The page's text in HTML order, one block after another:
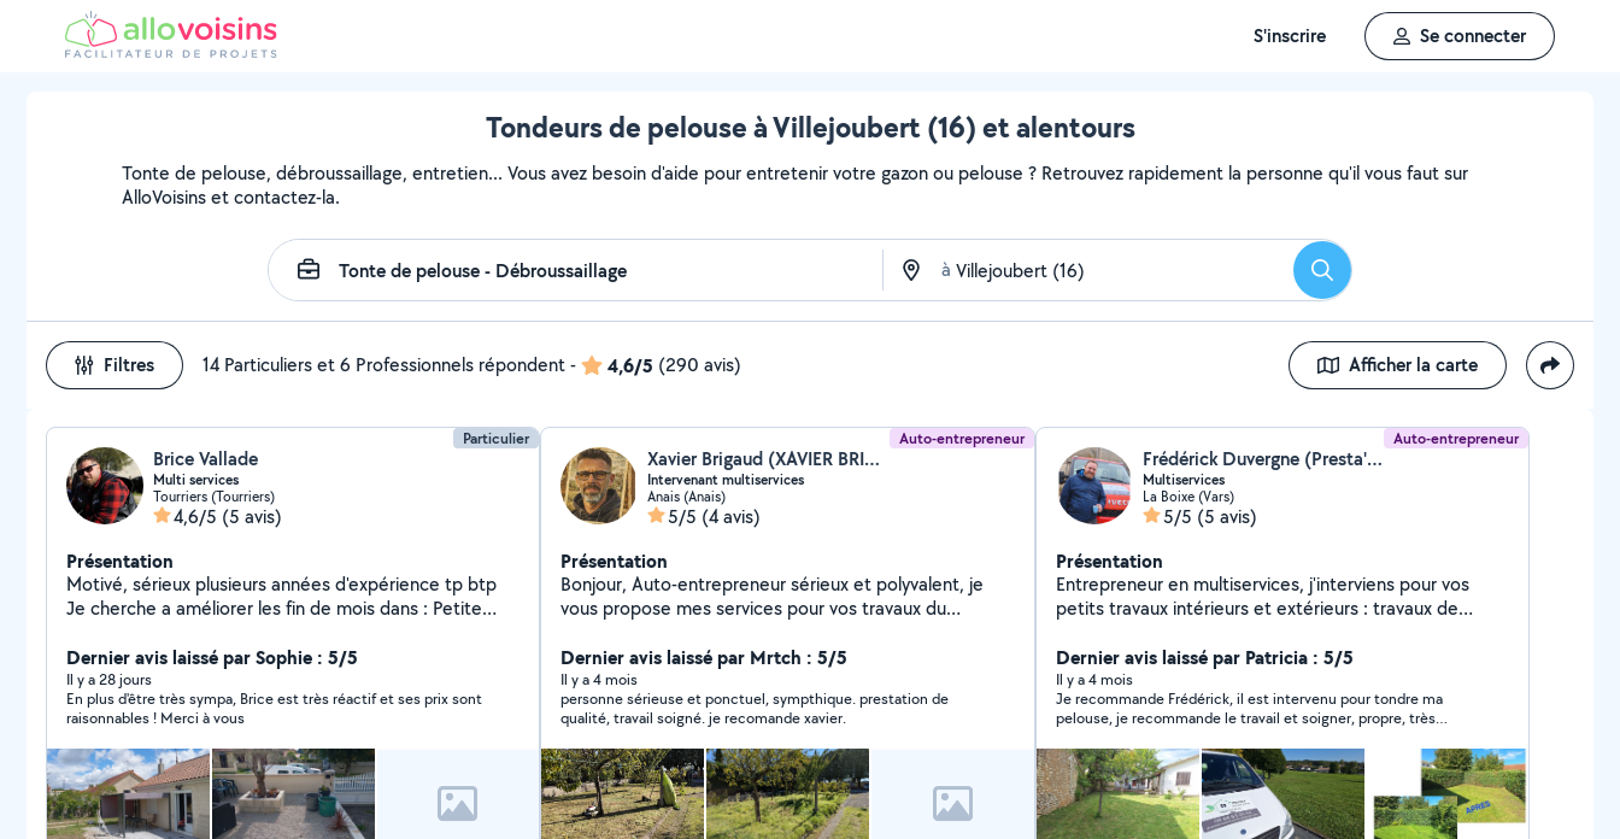
S'inscrire Se connecter
Tondeurs de pelouse à Villejoubert (16) et alentours
Tonte de pelouse, débroussaillage, entretien... Vous avez besoin d'aide pour entretenir votre gazon ou pelouse ? Retrouvez rapidement la personne qu'il vous faut sur
AlloVoisins et contactez-la.
à Rechercher
Filtres 14 Particuliers et 6 Professionnels répondent- 4,6/5 (290 avis) Afficher la carte
Particulier
Brice Vallade
Multi services
Tourriers (Tourriers)
4,6/5 (5 avis)
Présentation
Motivé, sérieux plusieurs années d'expérience tp btp
Je cherche a améliorer les fin de mois dans : Petite
terrasse, nettoyage gouttière, nettoyage monument
funéraire, débouchage évacuation (wc, évier)tout les
petits travaux de maison également ne pas hésiter à
me contacter
Dernier avis laissé par Sophie : 5/5
Il y a 28 jours
En plus d'être très sympa, Brice est très réactif et ses prix sont
raisonnables ! Merci à vous
Auto-entrepreneur
Xavier Brigaud (XAVIER BRIGAUD)
Intervenant multiservices
Anais (Anais)
5/5 (4 avis)
Présentation
Bonjour, Auto-entrepreneur sérieux et polyvalent, je
vous propose mes services pour vos travaux du
Interventions soignées, efficaces et au juste prix.
Prestations proposées : Jardinage, tonte et entretien
extérieur Nettoyage de terrasse Entretien et
nettoyage de piscine Petit bricolage (montage,
réparations, fixations) Dépannage et aide informatique
à domicile Rangement garage, cave ️ Débarras grange /
dépendances Déchetterie Petite mécanique (selon
demande)
Dernier avis laissé par Mrtch : 5/5
Il y a 4 mois
personne sérieuse et ponctuel, sympthique. prestation de
qualité, travail soigné. je recomande xavier.
Auto-entrepreneur
Frédérick Duvergne (Presta' Maison Jardin)
Multiservices
La Boixe (Vars)
5/5 (5 avis)
Présentation
Entrepreneur en multiservices, j'interviens pour vos
petits travaux intérieurs et extérieurs : travaux de
aménagement, clôture, ... Professionnel déclaré, je
m'engage à fournir un travail soigné, ponctuel et réalisé
dans le respect des règles et des délais annoncés.
Certaines prestations sont éligibles au crédit d'impôt
Services à la Personne (50%), selon la réglementation
en vigueur. Devis clair et gratuit. Intervention rapide.
Dernier avis laissé par Patricia : 5/5
Il y a 4 mois
Je recommande Frédérick, il est intervenu pour tondre ma
pelouse, je recommande le travail et soigner, propre, très
l’appellerai pour mes prochaines prestations !